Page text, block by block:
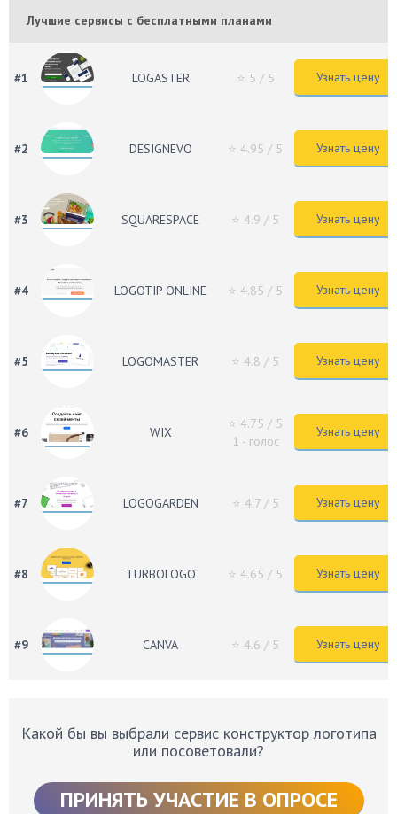
Лучшие сервисы с бесплатными планами
#1 LOGASTER ⭐ 5 / 5 Узнать цену
#2 DESIGNEVO ⭐ 4.95 / 5 Узнать цену
#3 SQUARESPACE ⭐ 4.9 / 5 Узнать цену
#4 LOGOTIP ONLINE ⭐ 4.85 / 5 Узнать цену
#5 LOGOMASTER ⭐ 4.8 / 5 Узнать цену
#6 WIX
⭐ 4.75 / 5
1 - голос
Узнать цену
#7 LOGOGARDEN ⭐ 4.7/ 5 Узнать цену
#8 TURBOLOGO ⭐ 4.65 / 5 Узнать цену
#9 CANVA ⭐ 4.6 / 5 Узнать цену
Какой бы вы выбрали сервис конструктор логотипа
или посоветовали?
ПРИНЯТЬ УЧАСТИЕ В ОПРОСЕ